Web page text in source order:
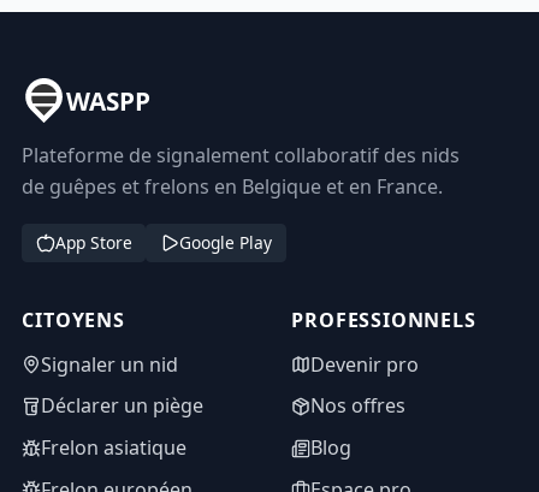
WASPP
Plateforme de signalement collaboratif des nids
de guêpes et frelons en Belgique et en France.
App Store Google Play
CITOYENS
Signaler un nid
Déclarer un piège
Frelon asiatique
PROFESSIONNELS
Devenir pro
Nos offres
Blog